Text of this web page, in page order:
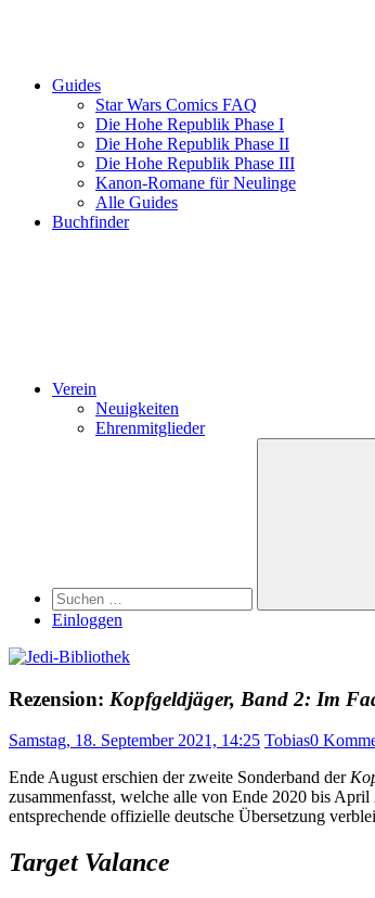
Guides
Star Wars Comics FAQ
Die Hohe Republik Phase I
Die Hohe Republik Phase II
Die Hohe Republik Phase III
Kanon-Romane für Neulinge
Alle Guides
Buchfinder
Verein
Neuigkeiten
Ehrenmitglieder
Einloggen
Rezension: Kopfgeldjäger, Band 2: Im
Samstag, 18. September 2021, 14:25 Tobias0
Ende August erschien der zweite Sonderband der
zusammenfasst, welche alle von Ende 2020 bis
entsprechende offizielle deutsche Übersetzung
Target Valance